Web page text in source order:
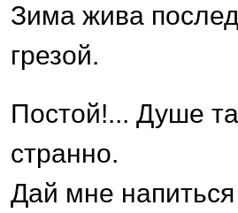
Зима жива
грезой.
Постой!... Душе
странно.
Дай мне